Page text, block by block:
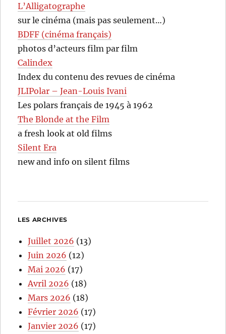
L’Alligatographe
sur le cinéma (mais pas seulement…)
BDFF (cinéma français)
photos d’acteurs film par film
Calindex
Index du contenu des revues de cinéma
JLIPolar – Jean-Louis Ivani
Les polars français de 1945 à 1962
The Blonde at the Film
a fresh look at old films
Silent Era
new and info on silent films
LES ARCHIVES
Juillet 2026 (13)
Juin 2026 (12)
Mai 2026 (17)
Avril 2026 (18)
Mars 2026 (18)
Février 2026 (17)
Janvier 2026 (17)